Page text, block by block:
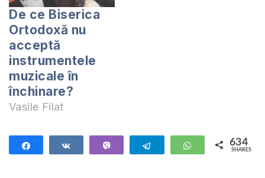
De ce Biserica
Ortodoxă nu
acceptă
instrumentele
muzicale în
închinare?
Vasile Filat
Telegram WhatsApp
634
SHARES